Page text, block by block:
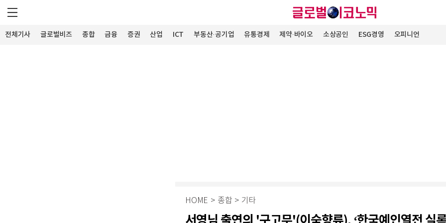
전체기사 글로벌비즈 종합 금융 증권 산업 ICT 부동산·공기업 유통경제 제약∙바이오 소상공인 ESG경영 오피니언
HOME > 종합 > 기타